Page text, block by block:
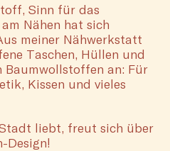
Sinn für das
Nähen hat sich
meiner Nähwerkstatt
Taschen, Hüllen und
Baumwollstoffen an: Für
Kissen und vieles
liebt, freut sich über
Design!